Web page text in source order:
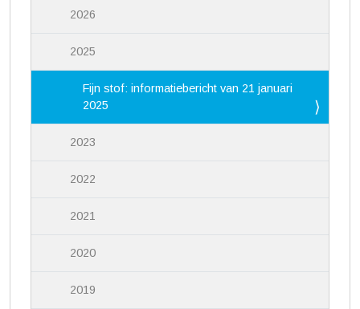
2026
2025
Fijn stof: informatiebericht van 21 januari
2025
2023
2022
2021
2020
2019